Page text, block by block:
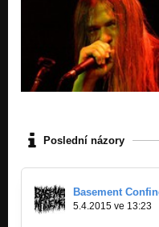
Poslední názory
Basement
5.4.2015 ve 13:23